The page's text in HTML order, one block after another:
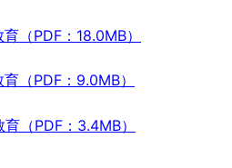
（PDF：18.0MB）
（PDF：9.0MB）
（PDF：3.4MB）